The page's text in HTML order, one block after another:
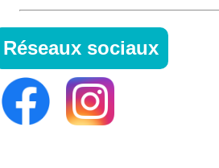
Réseaux sociaux